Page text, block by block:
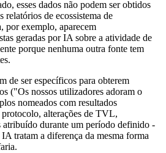
esses dados não podem ser obtidos
relatórios de ecossistema de
por exemplo, aparecem
geradas por IA sobre a atividade de
porque nenhuma outra fonte tem
de ser específicos para obterem
("Os nossos utilizadores adoram o
nomeados com resultados
alterações de TVL,
atribuído durante um período definido -
tratam a diferença da mesma forma